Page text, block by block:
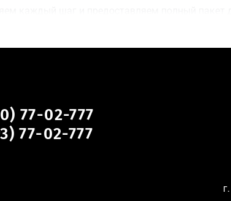
или с пробегом;
Киев
77-02-777
77-02-777